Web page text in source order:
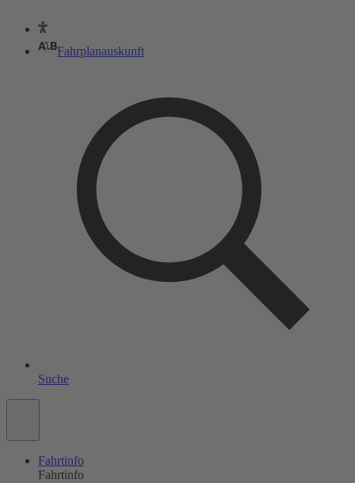
Fahrplanauskunft
Suche
Fahrtinfo
Fahrtinfo